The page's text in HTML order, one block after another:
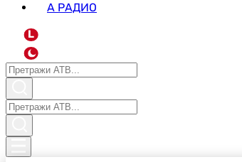
А РАДИО
L